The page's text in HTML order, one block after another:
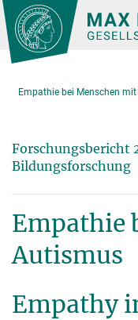
Hauptinhalt
Empathie bei Menschen
Bildungsforschung
Empathie
Autismus
Empathy